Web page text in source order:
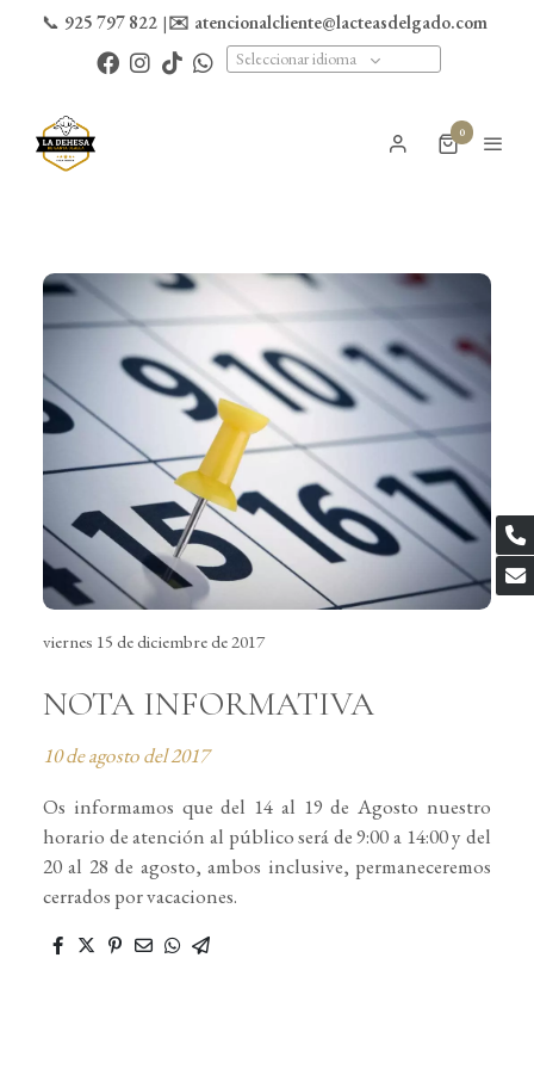
📞 925 797 822 |✉️ atencionalcliente@lacteasdelgado.com
Seleccionar idioma
0
viernes 15 de diciembre de 2017
NOTA INFORMATIVA
10 de agosto del 2017
Os informamos que del 14 al 19 de Agosto nuestro
horario de atención al público será de 9:00 a 14:00 y del
20 al 28 de agosto, ambos inclusive, permaneceremos
cerrados por vacaciones.